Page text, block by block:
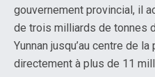
gouvernement provincial, il
de trois milliards de tonnes
Yunnan jusqu’au centre de
directement à plus de 11